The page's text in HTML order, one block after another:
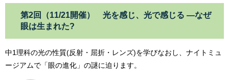
第2回（11/21開催） 光を感じ、光で感じる ―なぜ
眼は生まれた?
中1理科の光の性質(反射・屈折・レンズ)を学びなおし、ナイトミュ
ージアムで「眼の進化」の謎に迫ります。